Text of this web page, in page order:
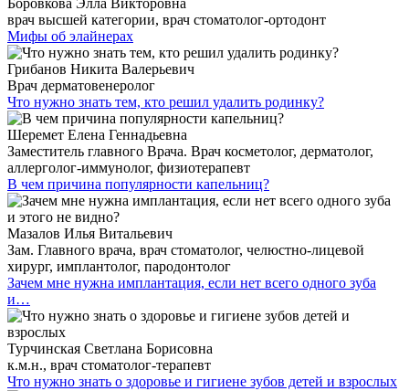
Боровкова Элла Викторовна
врач высшей категории, врач стоматолог-ортодонт
Мифы об элайнерах
Грибанов Никита Валерьевич
Врач дерматовенеролог
Что нужно знать тем, кто решил удалить родинку?
Шеремет Елена Геннадьевна
Заместитель главного Врача. Врач косметолог, дерматолог,
аллерголог-иммунолог, физиотерапевт
В чем причина популярности капельниц?
Мазалов Илья Витальевич
Зам. Главного врача, врач стоматолог, челюстно-лицевой
хирург, имплантолог, пародонтолог
Зачем мне нужна имплантация, если нет всего одного зуба
и…
Турчинская Светлана Борисовна
к.м.н., врач стоматолог-терапевт
Что нужно знать о здоровье и гигиене зубов детей и взрослых